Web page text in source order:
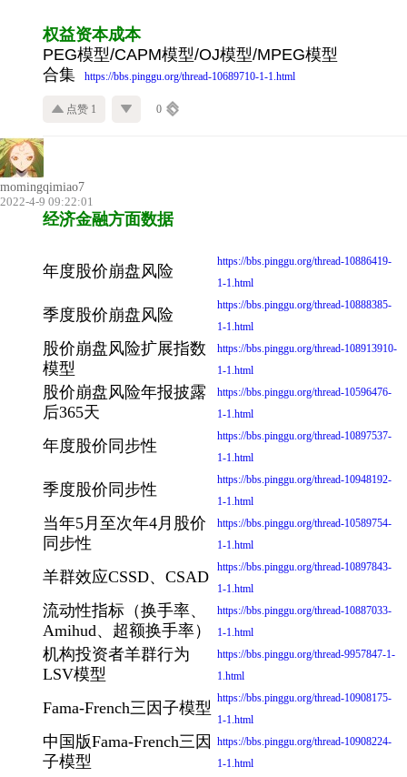
权益资本成本
PEG模型/CAPM模型/OJ模型/MPEG模型
合集
https://bbs.pinggu.org/thread-10689710-1-1.html
点赞 1 0
momingqimiao7
2022-4-9 09:22:01
经济金融方面数据
年度股价崩盘风险
https://bbs.pinggu.org/thread-10886419-
1-1.html
季度股价崩盘风险
https://bbs.pinggu.org/thread-10888385-
1-1.html
股价崩盘风险扩展指数
模型
https://bbs.pinggu.org/thread-108913910-
1-1.html
股价崩盘风险年报披露
后365天
https://bbs.pinggu.org/thread-10596476-
1-1.html
年度股价同步性
https://bbs.pinggu.org/thread-10897537-
1-1.html
季度股价同步性
https://bbs.pinggu.org/thread-10948192-
1-1.html
当年5月至次年4月股价
同步性
https://bbs.pinggu.org/thread-10589754-
1-1.html
羊群效应CSSD、CSAD
https://bbs.pinggu.org/thread-10897843-
1-1.html
流动性指标（换手率、
Amihud、超额换手率）
https://bbs.pinggu.org/thread-10887033-
1-1.html
机构投资者羊群行为
LSV模型
https://bbs.pinggu.org/thread-9957847-1-
1.html
Fama-French三因子模型
https://bbs.pinggu.org/thread-10908175-
1-1.html
中国版Fama-French三因
子模型
https://bbs.pinggu.org/thread-10908224-
1-1.html